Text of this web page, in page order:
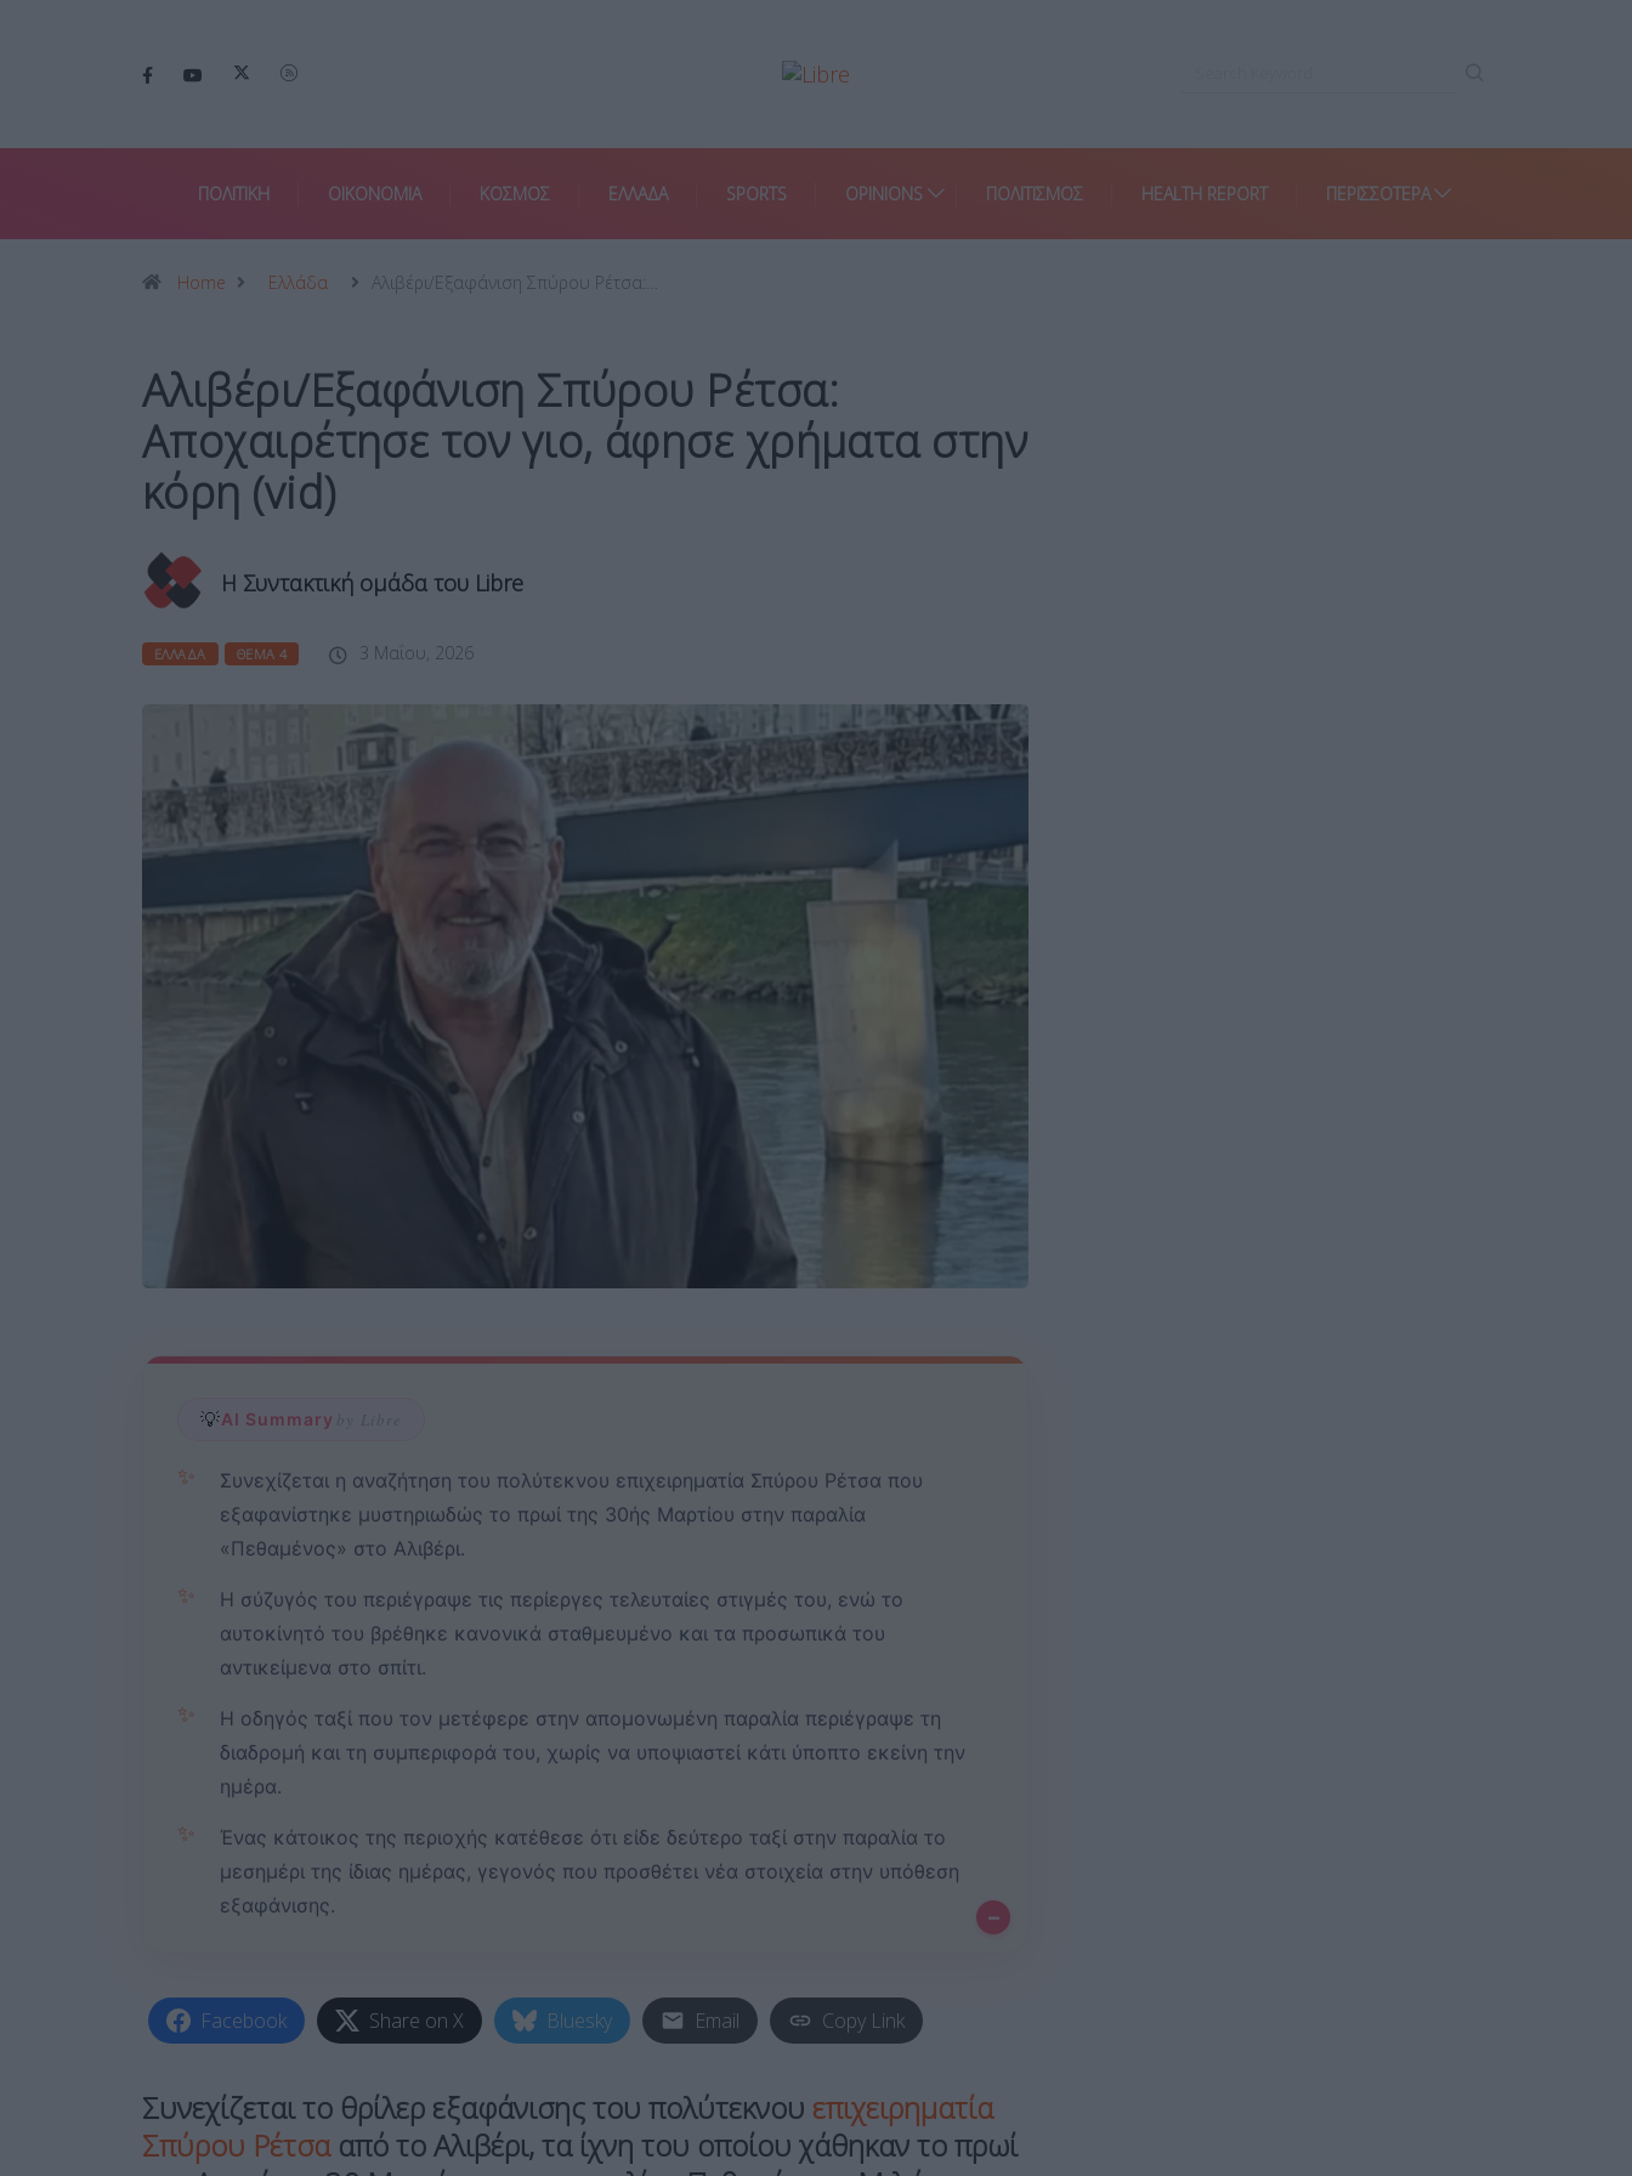
ΠΟΛΙΤΙΚΗ ΟΙΚΟΝΟΜΙΑ ΚΟΣΜΟΣ ΕΛΛΑΔΑ SPORTS OPINIONS ΠΟΛΙΤΙΣΜΟΣ HEALTH REPORT ΠΕΡΙΣΣΌΤΕΡΑ
Home Ελλάδα Αλιβέρι/Εξαφάνιση Σπύρου Ρέτσα:…
Αλιβέρι/Εξαφάνιση Σπύρου Ρέτσα:
Αποχαιρέτησε τον γιο, άφησε χρήματα στην
κόρη (vid)
Η Συντακτική ομάδα του Libre
ΕΛΛΆΔΑ ΘΈΜΑ 4 3 Μαΐου, 2026
💡AI Summary by Libre
✨
Συνεχίζεται η αναζήτηση του πολύτεκνου επιχειρηματία Σπύρου Ρέτσα που
εξαφανίστηκε μυστηριωδώς το πρωί της 30ής Μαρτίου στην παραλία
«Πεθαμένος» στο Αλιβέρι.
✨
Η σύζυγός του περιέγραψε τις περίεργες τελευταίες στιγμές του, ενώ το
αυτοκίνητό του βρέθηκε κανονικά σταθμευμένο και τα προσωπικά του
αντικείμενα στο σπίτι.
✨
Η οδηγός ταξί που τον μετέφερε στην απομονωμένη παραλία περιέγραψε τη
διαδρομή και τη συμπεριφορά του, χωρίς να υποψιαστεί κάτι ύποπτο εκείνη την
ημέρα.
✨
Ένας κάτοικος της περιοχής κατέθεσε ότι είδε δεύτερο ταξί στην παραλία το
μεσημέρι της ίδιας ημέρας, γεγονός που προσθέτει νέα στοιχεία στην υπόθεση
εξαφάνισης.
–
Facebook Share on X Bluesky Email Copy Link
Συνεχίζεται το θρίλερ εξαφάνισης του πολύτεκνου επιχειρηματία
Σπύρου Ρέτσααπό τοΑλιβέρι, τα ίχνη του οποίου χάθηκαν το πρωί